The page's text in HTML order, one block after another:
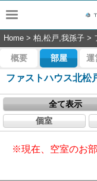
Home > 柏,松戸,我孫子 >
概要 部屋 運
ファストハウス北松
全て表示
個室
※現在、空室のお部